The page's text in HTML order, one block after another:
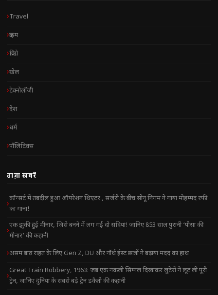
Travel
क्राइम
क्रिप्टो
खेल
टेक्नोलॉजी
देश
धर्म
पॉलिटिक्स
ताज़ा खबरें
कॉन्सर्ट में तबदील हुआ ऑपरेशन थिएटर , सर्जरी के बीच सोनू निगम ने गाया मोहम्मद रफी
का गाना!
एक झुकी हुई मीनार, जिसे बनने में लग गईं दो सदियां! जानिए 853 साल पुरानी ‘पीसा की
मीनार’ की कहानी
असम बाढ़ राहत के लिए Gen Z, DU और नॉर्थ ईस्ट छात्रों ने बढ़ाया मदद का हाथ
Great Train Robbery, 1963: जब एक नकली सिग्नल दिखाकर लुटेरों ने लूट ली पूरी
ट्रेन, जानिए दुनिया के सबसे बड़े ट्रेन डकैती की कहानी